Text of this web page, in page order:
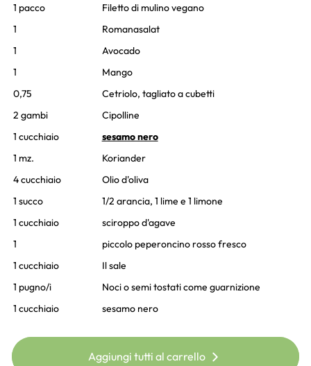
1 pacco
Filetto di mulino vegano
1
Romanasalat
1
Avocado
1
Mango
0,75
Cetriolo, tagliato a cubetti
2 gambi
Cipolline
1 cucchiaio
sesamo nero
1 mz.
Koriander
4 cucchiaio
Olio d'oliva
1 succo
1/2 arancia, 1 lime e 1 limone
1 cucchiaio
sciroppo d'agave
1
piccolo peperoncino rosso fresco
1 cucchiaio
Il sale
1 pugno/i
Noci o semi tostati come guarnizione
1 cucchiaio
sesamo nero
Aggiungi tutti al carrello